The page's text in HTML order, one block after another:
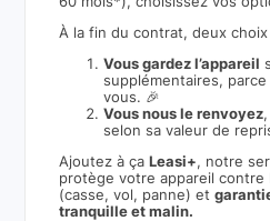
À la fin du contrat, deux choix
Vous gardez l’appareil
supplémentaires,
vous. 🎉
Vous nous le renvoyez
selon sa valeur de
Ajoutez à çaLeasi+, notre
protège votre appareil contre
(casse, vol, panne) et
tranquille et malin.